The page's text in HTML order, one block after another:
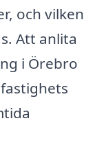
och vilken
Att anlita
i Örebro